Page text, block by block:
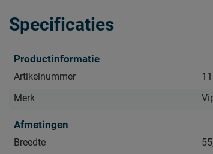
Zo blijven de Pino laden lang mooi (en schoon)
Kijk bij het kopje ‘Goed om te weten’ om alle tips
Specificaties
Productinformatie
Artikelnummer
Merk
Afmetingen
Breedte